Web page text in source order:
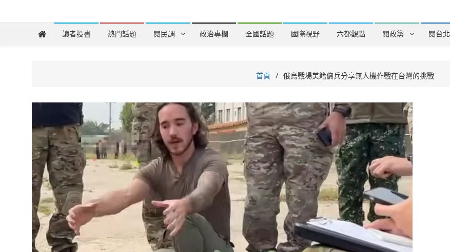
讀者投書 熱門話題 閱民調 政治專欄 全國話題 國際視野 六都觀點 閱政黨 閱台北
首頁 俄烏戰場美籍傭兵分享無人機作戰在台灣的挑戰